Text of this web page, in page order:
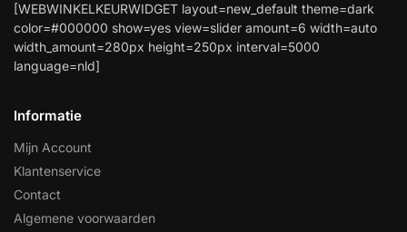
[WEBWINKELKEURWIDGET layout=new_default theme=dark
color=#000000 show=yes view=slider amount=6 width=auto
width_amount=280px height=250px interval=5000
language=nld]
Informatie
Mijn Account
Klantenservice
Contact
Algemene voorwaarden